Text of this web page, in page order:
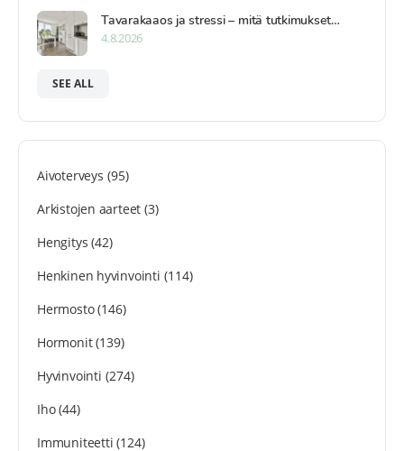
Tavarakaaos ja stressi – mitä tutkimukset…
4.8.2026
SEE ALL
Aivoterveys (95)
Arkistojen aarteet (3)
Hengitys (42)
Henkinen hyvinvointi (114)
Hermosto(146)
Hormonit(139)
Hyvinvointi (274)
Iho(44)
Immuniteetti (124)